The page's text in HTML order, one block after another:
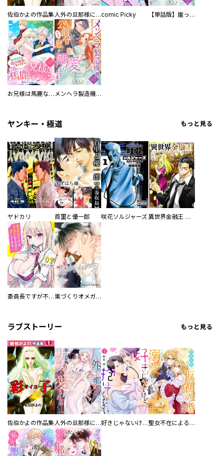
佐伯かよの作品集 人外の旦那様に娶られ毎晩ナカまで愛される…。アンソロジーcomic Picky 【単話版】崖っぷち令嬢ですが、意地と策略で幸せになります！シリーズ
お兄様は馬鹿なんですか？～地味王女は婚約破棄に巻き込まれる～ メンヘラ製造機の公爵令息（過保護）が溺愛してきます
ヤンキー・極道 もっと見る
ヤドカリ 首里と優一郎 咲花ソルジャーズ 異世界金融王 ～クローネ・ゴルディオンの覇道～
委員長ですが不良になるほど恋してます！ 巣づくりオメガバース
ラブストーリー もっと見る
佐伯かよの作品集 人外の旦那様に娶られ毎晩ナカまで愛される…。アンソロジー 好きじゃないけど、抱いてください【電子単行本版／特典おまけ付き】 聖女不在による仮初め婚なのに、不器用な王太子に溺愛されています【電子単行本版／特典おまけ付き】